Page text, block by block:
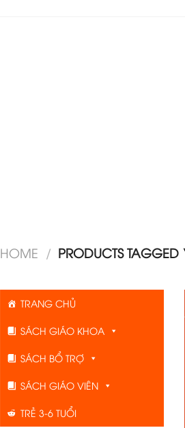
HOME / PRODUCTS
TRANG CHỦ
SÁCH GIÁO KHOA
SÁCH BỔ TRỢ
SÁCH GIÁO VIÊN
TRẺ 3-6 TUỔI